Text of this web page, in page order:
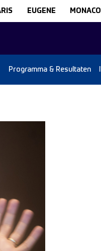
EUGENE MONACO
Programma & Resultaten